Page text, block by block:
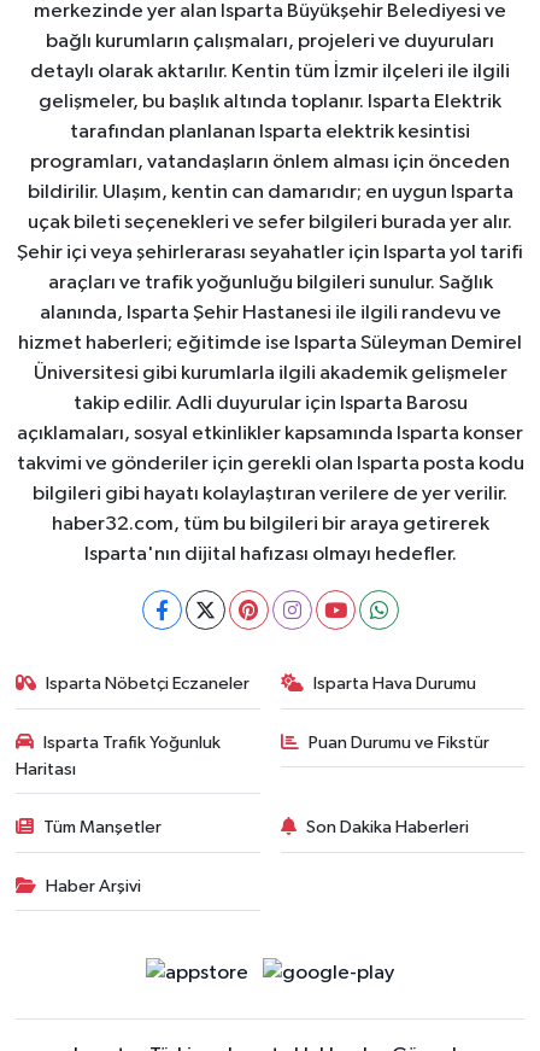
merkezinde yer alan Isparta Büyükşehir Belediyesi ve
bağlı kurumların çalışmaları, projeleri ve duyuruları
detaylı olarak aktarılır. Kentin tüm İzmir ilçeleri ile ilgili
gelişmeler, bu başlık altında toplanır. Isparta Elektrik
tarafından planlanan Isparta elektrik kesintisi
programları, vatandaşların önlem alması için önceden
bildirilir. Ulaşım, kentin can damarıdır; en uygun Isparta
uçak bileti seçenekleri ve sefer bilgileri burada yer alır.
Şehir içi veya şehirlerarası seyahatler için Isparta yol tarifi
araçları ve trafik yoğunluğu bilgileri sunulur. Sağlık
alanında, Isparta Şehir Hastanesi ile ilgili randevu ve
hizmet haberleri; eğitimde ise Isparta Süleyman Demirel
Üniversitesi gibi kurumlarla ilgili akademik gelişmeler
takip edilir. Adli duyurular için Isparta Barosu
açıklamaları, sosyal etkinlikler kapsamında Isparta konser
takvimi ve gönderiler için gerekli olan Isparta posta kodu
bilgileri gibi hayatı kolaylaştıran verilere de yer verilir.
haber32.com, tüm bu bilgileri bir araya getirerek
Isparta'nın dijital hafızası olmayı hedefler.
Isparta Nöbetçi Eczaneler Isparta Hava Durumu
Isparta Trafik Yoğunluk
Haritası
Puan Durumu ve Fikstür
Tüm Manşetler Son Dakika Haberleri
Haber Arşivi